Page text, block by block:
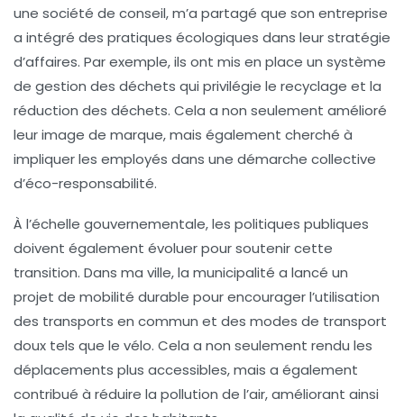
une société de conseil, m’a partagé que son entreprise
a intégré des pratiques écologiques dans leur stratégie
d’affaires. Par exemple, ils ont mis en place un système
de gestion des déchets qui privilégie le recyclage et la
réduction des déchets. Cela a non seulement amélioré
leur image de marque, mais également cherché à
impliquer les employés dans une démarche collective
d’éco-responsabilité.
À l’échelle gouvernementale, les politiques publiques
doivent également évoluer pour soutenir cette
transition. Dans ma ville, la municipalité a lancé un
projet de mobilité durable pour encourager l’utilisation
des transports en commun et des modes de transport
doux tels que le vélo. Cela a non seulement rendu les
déplacements plus accessibles, mais a également
contribué à réduire la pollution de l’air, améliorant ainsi